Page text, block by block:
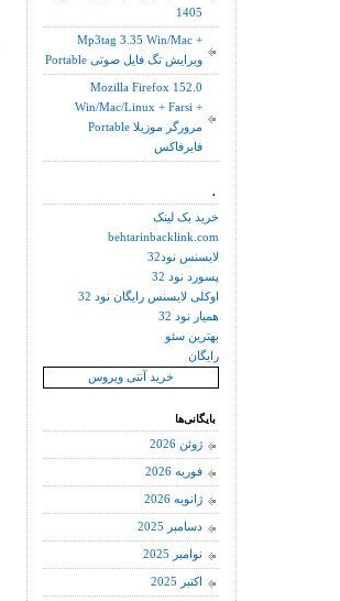
1405
Mp3tag 3.35 Win/Mac +
Portable ویرایش تگ فایل صوتی
Mozilla Firefox 152.0
Win/Mac/Linux + Farsi +
Portable مرورگر موزیلا
فایرفاکس
.
خرید بک لینک
behtarinbacklink.com
لایسنس نود32
پسورد نود 32
اوکلی لایسنس رایگان نود 32
همیار نود 32
بهترین سئو
رایگان
خرید آنتی ویروس
بایگانی‌ها
ژوئن 2026
فوریه 2026
ژانویه 2026
دسامبر 2025
نوامبر 2025
اکتبر 2025